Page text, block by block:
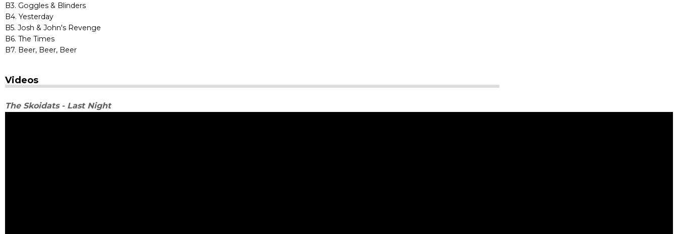
B3. Goggles & Blinders
B4. Yesterday
B5. Josh & John's Revenge
B6. The Times
B7. Beer, Beer, Beer
Videos
The Skoidats - Last Night